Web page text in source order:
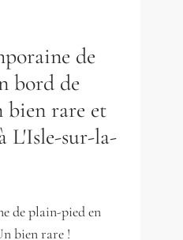
de
bord de
bien rare et
L'Isle-sur-la-
de plain-pied en
bien rare !